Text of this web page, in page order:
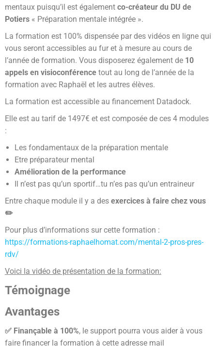
mentaux puisqu’il est également co-créateur du DU de
Potiers « Préparation mentale intégrée ».
La formation est 100% dispensée par des vidéos en ligne qui
vous seront accessibles au fur et à mesure au cours de
l’année de formation. Vous disposerez également de 10
appels en visioconférence tout au long de l’année de la
formation avec Raphaël et les autres élèves.
La formation est accessible au financement Datadock.
Elle est au tarif de 1497€ et est composée de ces 4 modules
:
Les fondamentaux de la préparation mentale
Etre préparateur mental
Amélioration de la performance
Il n’est pas qu’un sportif…tu n’es pas qu’un entraineur
Entre chaque module il y a des exercices à faire chez vous
✏️
Pour plus d’informations sur cette formation :
https://formations-raphaelhomat.com/mental-2-pros-pres-
rdv/
Voici la vidéo de présentation de la formation:
Témoignage
Avantages
✅ Finançable à 100%, le support pourra vous aider à vous
faire financer la formation à cette adresse mail